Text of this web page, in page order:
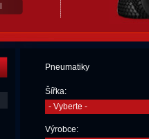
Pneumatiky
Šířka:
- Vyberte -
Výrobce: